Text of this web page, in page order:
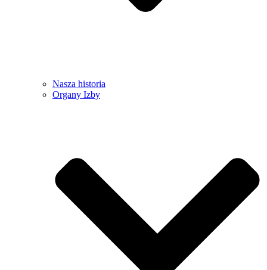
Nasza historia
Organy Izby